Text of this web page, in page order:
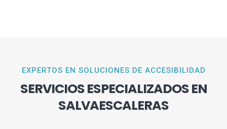
EXPERTOS EN SOLUCIONES DE ACCESIBILIDAD
SERVICIOS ESPECIALIZADOS EN
SALVAESCALERAS